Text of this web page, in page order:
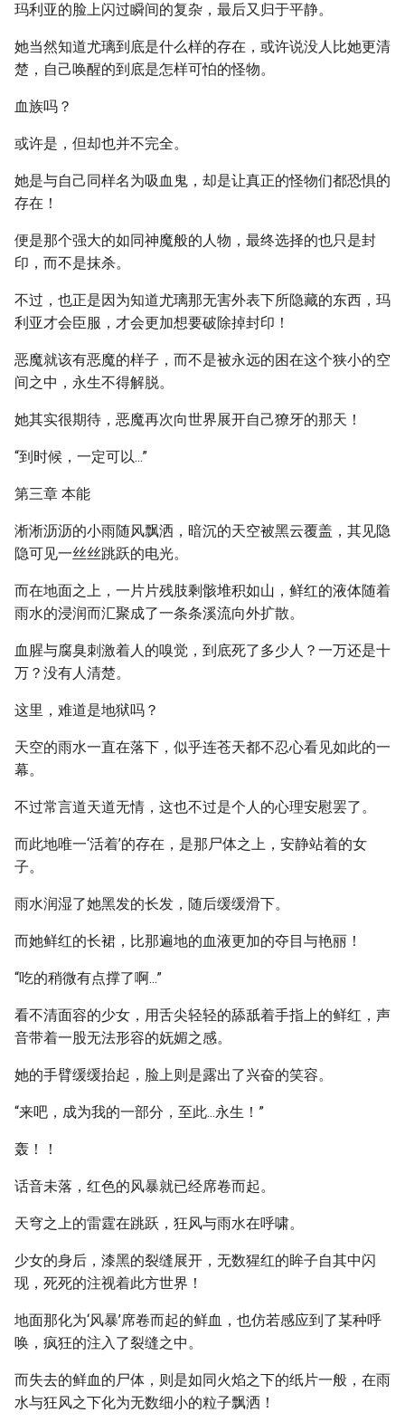
玛利亚的脸上闪过瞬间的复杂，最后又归于平静。
她当然知道尤璃到底是什么样的存在，或许说没人比她更清
楚，自己唤醒的到底是怎样可怕的怪物。
血族吗？
或许是，但却也并不完全。
她是与自己同样名为吸血鬼，却是让真正的怪物们都恐惧的
存在！
便是那个强大的如同神魔般的人物，最终选择的也只是封
印，而不是抹杀。
不过，也正是因为知道尤璃那无害外表下所隐藏的东西，玛
利亚才会臣服，才会更加想要破除掉封印！
恶魔就该有恶魔的样子，而不是被永远的困在这个狭小的空
间之中，永生不得解脱。
她其实很期待，恶魔再次向世界展开自己獠牙的那天！
“到时候，一定可以...”
第三章 本能
淅淅沥沥的小雨随风飘洒，暗沉的天空被黑云覆盖，其见隐
隐可见一丝丝跳跃的电光。
而在地面之上，一片片残肢剩骸堆积如山，鲜红的液体随着
雨水的浸润而汇聚成了一条条溪流向外扩散。
血腥与腐臭刺激着人的嗅觉，到底死了多少人？一万还是十
万？没有人清楚。
这里，难道是地狱吗？
天空的雨水一直在落下，似乎连苍天都不忍心看见如此的一
幕。
不过常言道天道无情，这也不过是个人的心理安慰罢了。
而此地唯一‘活着’的存在，是那尸体之上，安静站着的女
子。
雨水润湿了她黑发的长发，随后缓缓滑下。
而她鲜红的长裙，比那遍地的血液更加的夺目与艳丽！
“吃的稍微有点撑了啊...”
看不清面容的少女，用舌尖轻轻的舔舐着手指上的鲜红，声
音带着一股无法形容的妩媚之感。
她的手臂缓缓抬起，脸上则是露出了兴奋的笑容。
“来吧，成为我的一部分，至此...永生！”
轰！！
话音未落，红色的风暴就已经席卷而起。
天穹之上的雷霆在跳跃，狂风与雨水在呼啸。
少女的身后，漆黑的裂缝展开，无数猩红的眸子自其中闪
现，死死的注视着此方世界！
地面那化为‘风暴’席卷而起的鲜血，也仿若感应到了某种呼
唤，疯狂的注入了裂缝之中。
而失去的鲜血的尸体，则是如同火焰之下的纸片一般，在雨
水与狂风之下化为无数细小的粒子飘洒！